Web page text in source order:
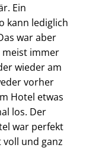
Ein
kann lediglich
war aber
meist immer
wieder am
vorher
Hotel etwas
los. Der
war perfekt
und ganz